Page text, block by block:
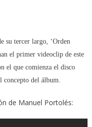
su tercer largo, ‘Orden
el primer videoclip de este
el que comienza el disco
concepto del álbum.
de Manuel Portolés: